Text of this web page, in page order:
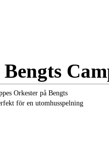
Bengts
Orkester på Bengts
för en utomhusspelning